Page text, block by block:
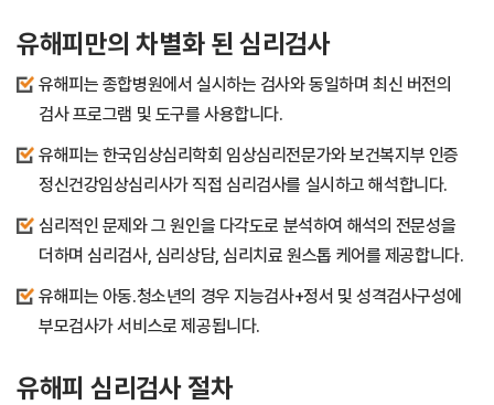
유해피만의 차별화 된 심리검사
유해피는 종합병원에서 실시하는 검사와 동일하며 최신 버전의
검사 프로그램 및 도구를 사용합니다.
유해피는 한국임상심리학회 임상심리전문가와 보건복지부 인증
정신건강임상심리사가 직접 심리검사를 실시하고 해석합니다.
심리적인 문제와 그 원인을 다각도로 분석하여 해석의 전문성을
더하며 심리검사, 심리상담, 심리치료 원스톱 케어를 제공합니다.
유해피는 아동.청소년의 경우 지능검사+정서 및 성격검사구성에
부모검사가 서비스로 제공됩니다.
유해피 심리검사 절차